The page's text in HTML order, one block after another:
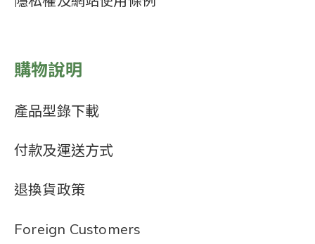
購物說明
產品型錄下載
付款及運送方式
退換貨政策
Foreign Customers